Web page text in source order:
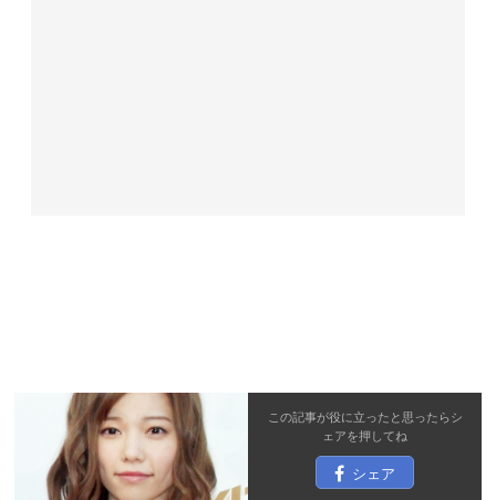
この記事が役に立ったと思ったらシ
ェアを押してね
シェア